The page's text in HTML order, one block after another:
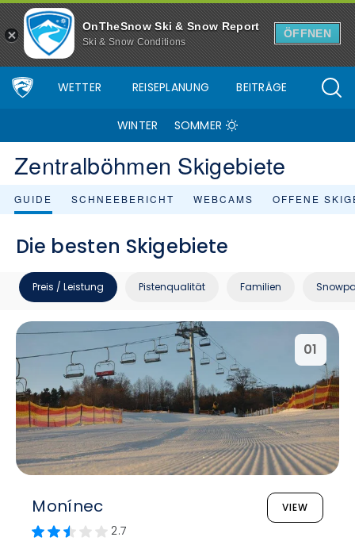
OnTheSnow Ski & Snow Report
Ski & Snow Conditions
ÖFFNEN
WETTER REISEPLANUNG BEITRÄGE
WINTER SOMMER
Zentralböhmen Skigebiete
GUIDE SCHNEEBERICHT WEBCAMS OFFENE
Die besten Skigebiete
Preis / Leistung Pistenqualität Familien
01
Monínec VIEW
2.7